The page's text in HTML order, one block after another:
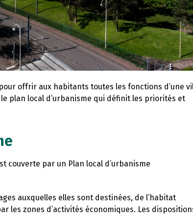
offrir aux habitants toutes les fonctions d’une
plan local d’urbanisme qui définit les priorités et
couverte par un Plan local d’urbanisme
auxquelles elles sont destinées, de l’habitat
les zones d’activités économiques. Les